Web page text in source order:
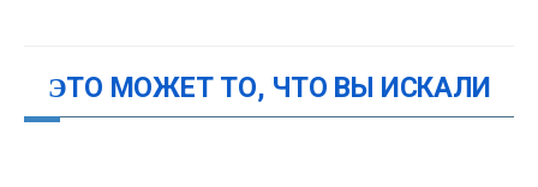
ЭТО МОЖЕТ ТО, ЧТО ВЫ ИСКАЛИ